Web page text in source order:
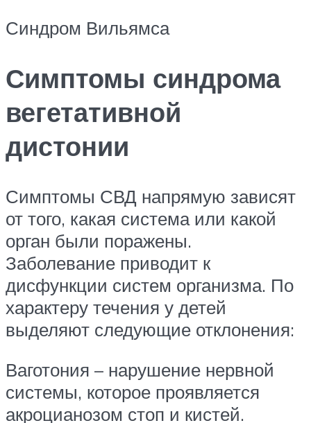
Синдром Вильямса
Симптомы синдрома
вегетативной
дистонии
Симптомы СВД напрямую зависят
от того, какая система или какой
орган были поражены.
Заболевание приводит к
дисфункции систем организма. По
характеру течения у детей
выделяют следующие отклонения:
Ваготония – нарушение нервной
системы, которое проявляется
акроцианозом стоп и кистей.